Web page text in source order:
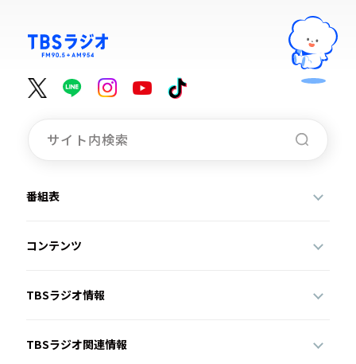
番組表
コンテンツ
TBSラジオ情報
TBSラジオ関連情報